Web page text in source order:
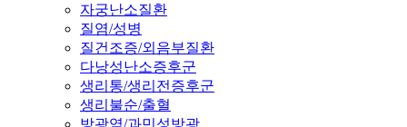
자궁난소질환
질염/성병
질건조증/외음부질환
다낭성난소증후군
생리통/생리전증후군
생리불순/출혈
방광염/과민성방광